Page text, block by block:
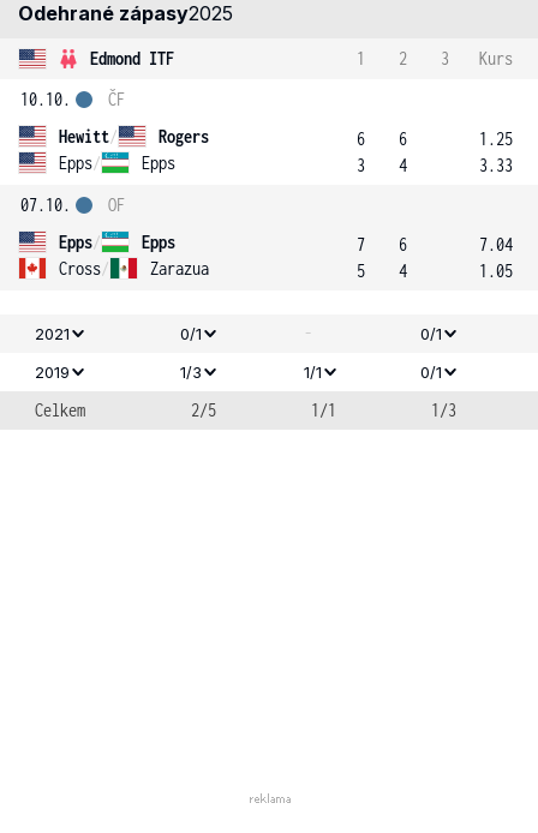
Odehrané zápasy2025
Edmond ITF 1 2 3
Kurs
10.10.
Hewitt/
Rogers
Epps/ Epps
ČF
6
3
6
4
1.25
3.33
07.10.
Epps/
Epps
Cross/ Zarazua
OF
7
5
6
4
7.04
1.05
2021 0/1 -
0/1
2019
1/3 1/1 0/1
Celkem 2/5 1/1 1/3